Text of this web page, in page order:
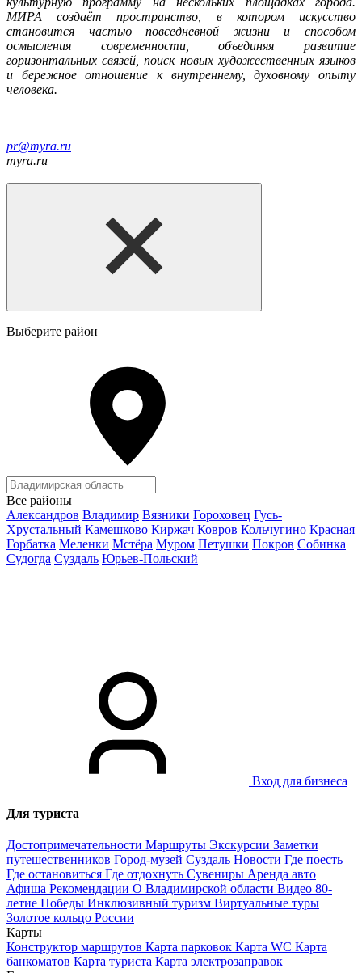
МИРА создаёт пространство, в котором искусство
становится частью повседневной жизни и способом
осмысления современности, объединяя развитие
горизонтальных связей, поиск новых художественных языков
и бережное отношение к внутреннему, духовному опыту
человека.
pr@myra.ru
myra.ru
Выберите район
Все районы
Александров Владимир Вязники Гороховец Гусь-
Хрустальный Камешково Киржач Ковров Кольчугино Красная
Горбатка Меленки Мстёра Муром Петушки Покров Собинка
Судогда Суздаль Юрьев-Польский
Вход для бизнеса
Для туриста
Достопримечательности Маршруты Экскурсии Заметки
путешественников Город-музей Суздаль Новости Где поесть
Где остановиться Где отдохнуть Сувениры Аренда авто
Афиша Рекомендации О Владимирской области Видео 80-
летие Победы Инклюзивный туризм Виртуальные туры
Золотое кольцо России
Карты
Конструктор маршрутов Карта парковок Карта WC Карта
банкоматов Карта туриста Карта электрозаправок